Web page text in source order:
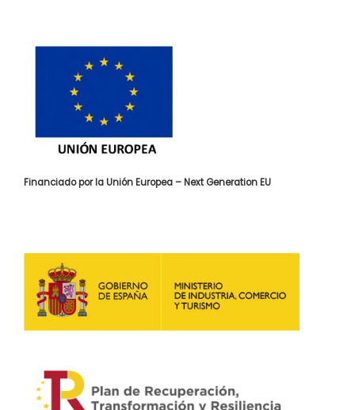
Financiado por la Unión Europea – Next Generation EU